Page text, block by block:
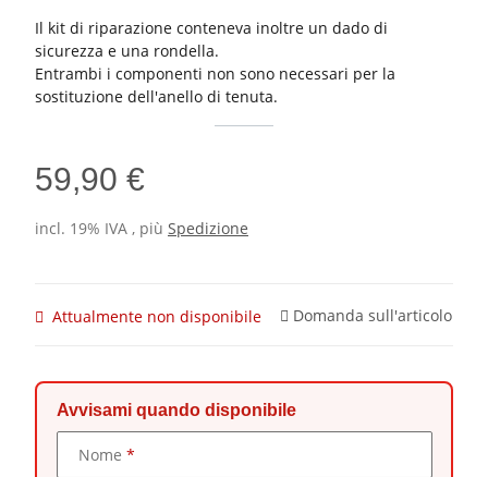
Il kit di riparazione conteneva inoltre un dado di
sicurezza e una rondella.
Entrambi i componenti non sono necessari per la
sostituzione dell'anello di tenuta.
59,90 €
incl. 19% IVA , più Spedizione
Attualmente non disponibile Domanda sull'articolo
Avvisami quando disponibile
Dati di contatto
Nome